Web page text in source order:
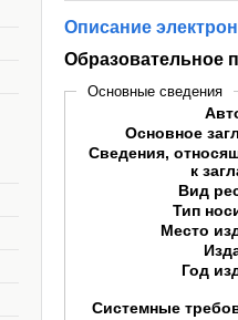
Описание
Образовательное
Основные сведения
Основное
Сведения,
к
Вид
Тип
Место
Год
Системные